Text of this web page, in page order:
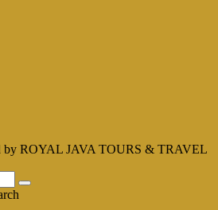
by ROYAL JAVA TOURS & TRAVEL